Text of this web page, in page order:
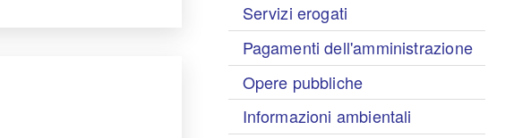
Servizi erogati
Pagamenti dell'amministrazione
Opere pubbliche
Informazioni ambientali